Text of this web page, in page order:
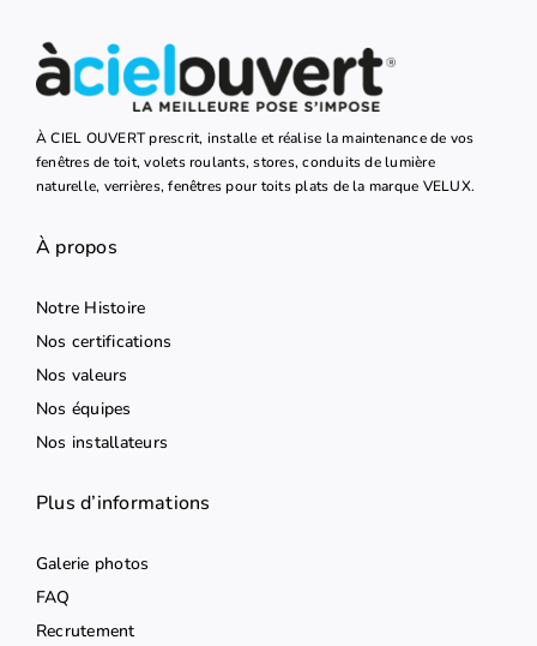
À CIEL OUVERT prescrit, installe et réalise la maintenance de vos
fenêtres de toit, volets roulants, stores, conduits de lumière
naturelle, verrières, fenêtres pour toits plats de la marque VELUX.
À propos
Notre Histoire
Nos certifications
Nos valeurs
Nos équipes
Nos installateurs
Plus d’informations
Galerie photos
FAQ
Recrutement